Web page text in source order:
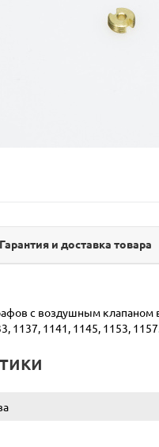
Гарантия и доставка товара
с воздушным клапаном
1137, 1141, 1145, 1153,